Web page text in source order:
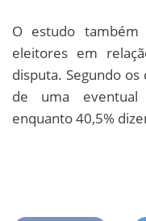
O estudo
eleitores em
disputa. Segundo
de uma eventual
enquanto 40,5%